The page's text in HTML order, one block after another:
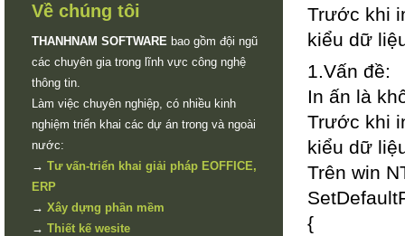
Về chúng tôi
THANHNAM SOFTWARE bao gồm đội ngũ
các chuyên gia trong lĩnh vực công nghệ
thông tin.
Làm việc chuyên nghiệp, có nhiều kinh
nghiệm triển khai các dự án trong và ngoài
nước:
→ Tư vấn-triển khai giải pháp EOFFICE,
ERP
→ Xây dựng phần mềm
→ Thiết kế wesite
Trước khi
kiểu dữ
1.Vấn đề:
In ấn là
Trước khi
kiểu dữ
Trên win
{